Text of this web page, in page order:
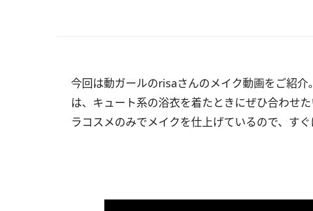
今回は動ガールのrisaさんのメイク動画をご紹
は、キュート系の浴衣を着たときにぜひ合わ
ラコスメのみでメイクを仕上げているので、す